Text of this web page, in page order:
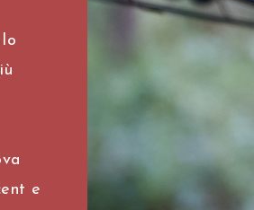
e